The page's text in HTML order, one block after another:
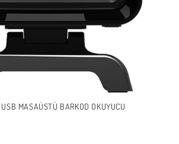
MASAÜSTÜ BARKOD OKUYUCU